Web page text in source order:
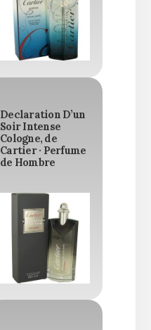
Declaration D’un
Soir Intense
Cologne, de
Cartier · Perfume
de Hombre